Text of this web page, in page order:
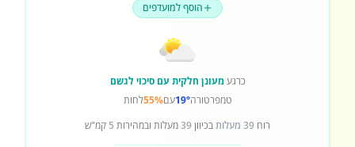
הוסף למועדפים
כרגעמעונן חלקית עם סיכוי לגשם
טמפרטורה19°עם55%לחות
רוח 39 מעלות בכיוון39מעלות ובמהירות 5 קמ"ש